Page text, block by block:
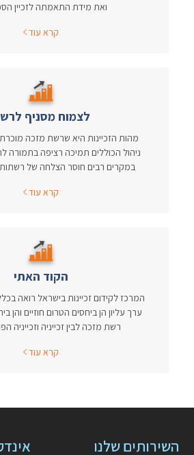
ואת מידת התאמתה לזכיין
קרא עוד
לצמוח מסניף
מהות הזכיינות היא שרשת מזכה מוכרת
ניהול הכוללים תמיכה רציפה בתמורה
במקרים רבים חוסר הצלחה של
קרא עוד
הקוד האתי
המרכז לקידום זכיינות בישראל רואה
ערך עליון הן ביחסים הטרום חוזיים והן
רשת מזכה לבין זכייניה וזכייניה
קרא עוד
השירותים שלנו